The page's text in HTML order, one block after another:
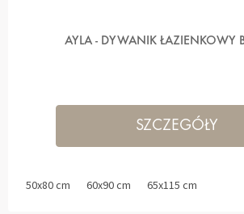
AYLA - DYWANIK ŁAZIENKOWY
SZCZEGÓŁY
50x80 cm 60x90 cm 65x115 cm